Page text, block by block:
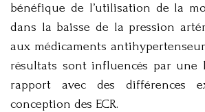
bénéfique de l’utilisation de la
dans la baisse de la pression
aux médicaments
résultats sont influencés par une
rapport avec des différences
conception des ECR.